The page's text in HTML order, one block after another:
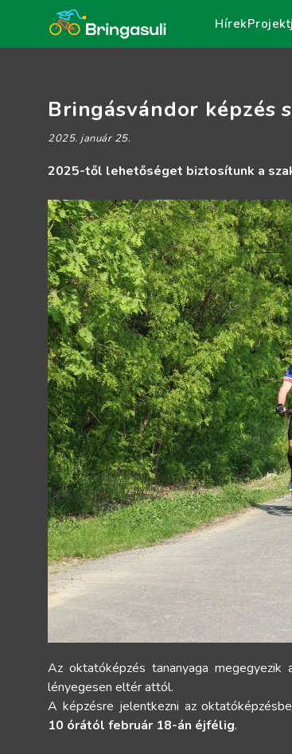
Hírek
Bringásvándor képzés
2025. január 25.
2025-től lehetőséget biztosítunk a
Az oktatóképzés tananyaga megegyezik
lényegesen eltér attól.
A képzésre jelentkezni az
10 órától február 18-án éjfélig.